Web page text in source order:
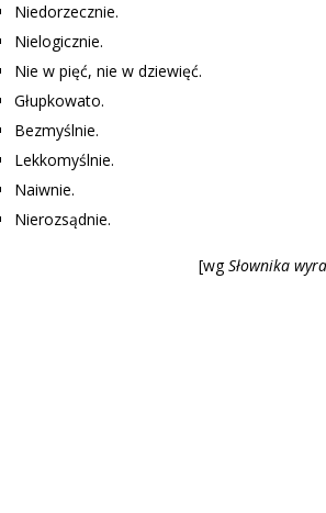
Niedorzecznie.
Nielogicznie.
Nie w pięć, nie w dziewięć.
Głupkowato.
Bezmyślnie.
Lekkomyślnie.
Naiwnie.
Nierozsądnie.
[wgSłownika